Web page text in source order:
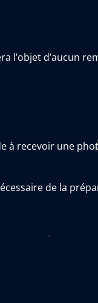
l’objet d’aucun
recevoir une
de la